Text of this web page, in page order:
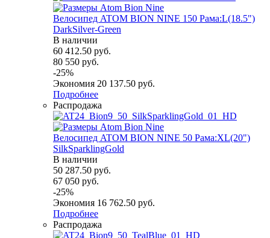
Велосипед ATOM BION NINE 150 Рама:L(18.5")
DarkSilver-Green
В наличии
60 412.50 руб.
80 550 руб.
-25%
Экономия 20 137.50 руб.
Подробнее
Распродажа
Велосипед ATOM BION NINE 50 Рама:XL(20")
SilkSparklingGold
В наличии
50 287.50 руб.
67 050 руб.
-25%
Экономия 16 762.50 руб.
Подробнее
Распродажа